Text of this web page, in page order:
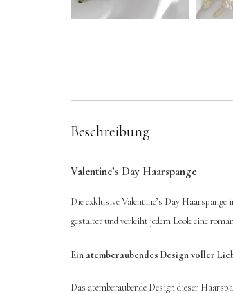
Beschreibung
Valentine’s Day Haarspange
Die exklusive Valentine’s Day
gestaltet und verleiht jedem Look eine
Ein atemberaubendes Design voller
Das atemberaubende Design dieser